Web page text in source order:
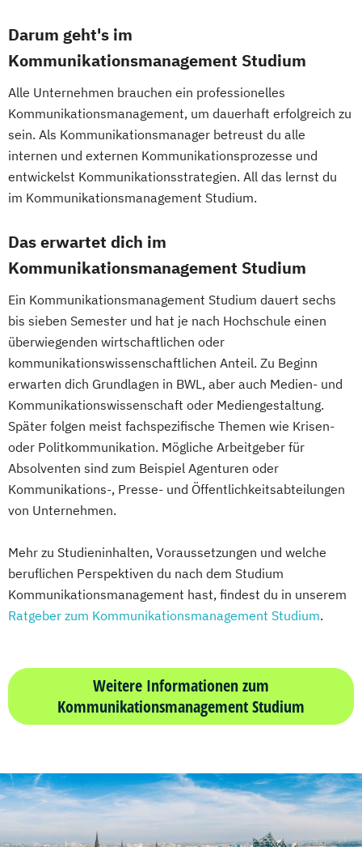
Darum geht's im
Kommunikationsmanagement Studium
Alle Unternehmen brauchen ein professionelles
Kommunikationsmanagement, um dauerhaft erfolgreich zu
sein. Als Kommunikationsmanager betreust du alle
internen und externen Kommunikationsprozesse und
entwickelst Kommunikationsstrategien. All das lernst du
im Kommunikationsmanagement Studium.
Das erwartet dich im
Kommunikationsmanagement Studium
Ein Kommunikationsmanagement Studium dauert sechs
bis sieben Semester und hat je nach Hochschule einen
überwiegenden wirtschaftlichen oder
kommunikationswissenschaftlichen Anteil. Zu Beginn
erwarten dich Grundlagen in BWL, aber auch Medien- und
Kommunikationswissenschaft oder Mediengestaltung.
Später folgen meist fachspezifische Themen wie Krisen-
oder Politkommunikation. Mögliche Arbeitgeber für
Absolventen sind zum Beispiel Agenturen oder
Kommunikations-, Presse- und Öffentlichkeitsabteilungen
von Unternehmen.
Mehr zu Studieninhalten, Voraussetzungen und welche
beruflichen Perspektiven du nach dem Studium
Kommunikationsmanagement hast, findest du in unserem
Ratgeber zum Kommunikationsmanagement Studium.
Weitere Informationen zum
Kommunikationsmanagement Studium